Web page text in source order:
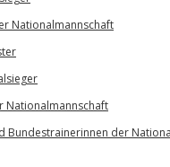
Nationalmannschaft
Nationalmannschaft
Bundestrainerinnen der